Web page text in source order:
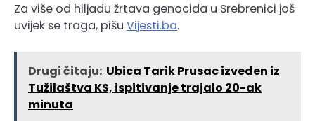
Za više od hiljadu žrtava genocida u Srebrenici još
uvijek se traga, pišu Vijesti.ba.
Drugi čitaju: Ubica Tarik Prusac izveden iz
Tužilaštva KS, ispitivanje trajalo 20-ak
minuta